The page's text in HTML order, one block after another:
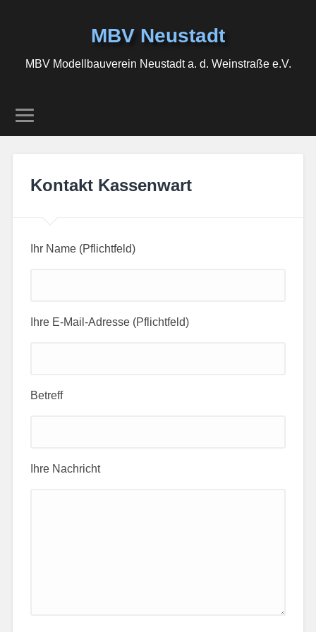
MBV Neustadt
MBV Modellbauverein Neustadt a. d. Weinstraße e.V.
Kontakt Kassenwart
Ihr Name (Pflichtfeld)
Ihre E-Mail-Adresse (Pflichtfeld)
Betreff
Bitte lasse dieses Feld leer.
Ihre Nachricht